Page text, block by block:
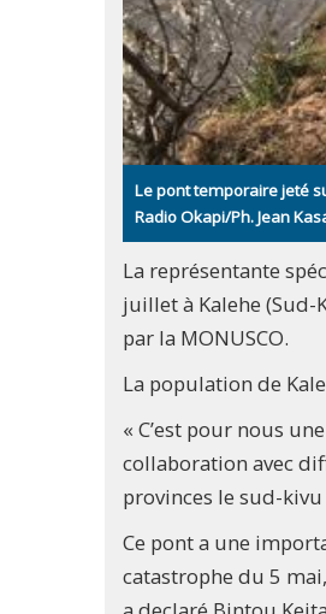
Le pont temporaire jeté
Radio Okapi/Ph. Jean
La représentante
juillet à Kalehe
par la MONUSCO.
La population de
« C’est pour nous
collaboration avec
provinces le sud-
Ce pont a une
catastrophe du 5